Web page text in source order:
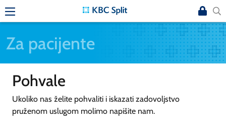
Za pacijente
Pohvale
Ukoliko nas želite pohvaliti i iskazati zadovoljstvo
pruženom uslugom molimo napišite nam.